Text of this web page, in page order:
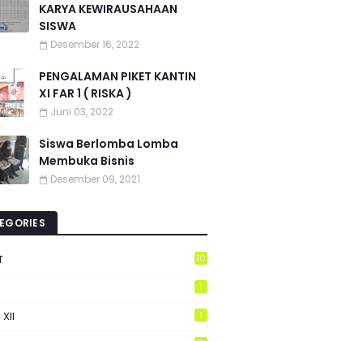
KARYA KEWIRAUSAHAAN
SISWA
Desember 16, 2022
PENGALAMAN PIKET KANTIN
XI FAR 1 ( RISKA )
Juni 03, 2022
Siswa Berlomba Lomba
Membuka Bisnis
Desember 09, 2021
10
1
1